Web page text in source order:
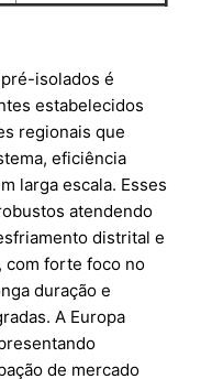
isolados é
estabelecidos
regionais que
eficiência
larga escala. Esses
atendendo
distrital e
com forte foco no
duração e
A Europa
de mercado